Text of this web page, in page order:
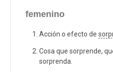
femenino
Acción o efecto de
Cosa que sorprende,
sorprenda.